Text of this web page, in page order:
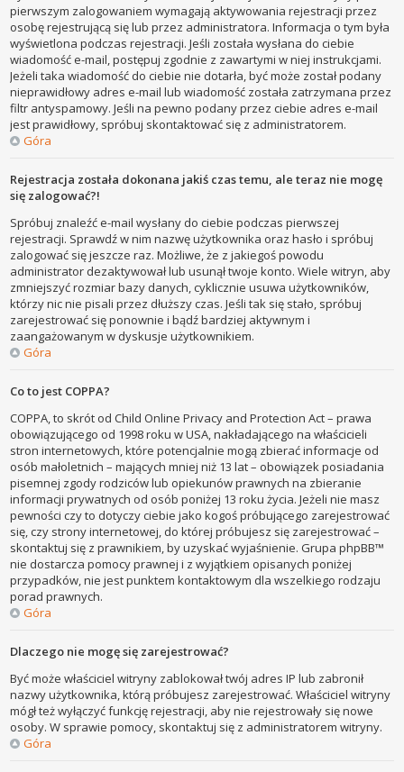
pierwszym zalogowaniem wymagają aktywowania rejestracji przez
osobę rejestrującą się lub przez administratora. Informacja o tym była
wyświetlona podczas rejestracji. Jeśli została wysłana do ciebie
wiadomość e-mail, postępuj zgodnie z zawartymi w niej instrukcjami.
Jeżeli taka wiadomość do ciebie nie dotarła, być może został podany
nieprawidłowy adres e-mail lub wiadomość została zatrzymana przez
filtr antyspamowy. Jeśli na pewno podany przez ciebie adres e-mail
jest prawidłowy, spróbuj skontaktować się z administratorem.
Góra
Rejestracja została dokonana jakiś czas temu, ale teraz nie mogę
się zalogować?!
Spróbuj znaleźć e-mail wysłany do ciebie podczas pierwszej
rejestracji. Sprawdź w nim nazwę użytkownika oraz hasło i spróbuj
zalogować się jeszcze raz. Możliwe, że z jakiegoś powodu
administrator dezaktywował lub usunął twoje konto. Wiele witryn, aby
zmniejszyć rozmiar bazy danych, cyklicznie usuwa użytkowników,
którzy nic nie pisali przez dłuższy czas. Jeśli tak się stało, spróbuj
zarejestrować się ponownie i bądź bardziej aktywnym i
zaangażowanym w dyskusje użytkownikiem.
Góra
Co to jest COPPA?
COPPA, to skrót od Child Online Privacy and Protection Act – prawa
obowiązującego od 1998 roku w USA, nakładającego na właścicieli
stron internetowych, które potencjalnie mogą zbierać informacje od
osób małoletnich – mających mniej niż 13 lat – obowiązek posiadania
pisemnej zgody rodziców lub opiekunów prawnych na zbieranie
informacji prywatnych od osób poniżej 13 roku życia. Jeżeli nie masz
pewności czy to dotyczy ciebie jako kogoś próbującego zarejestrować
się, czy strony internetowej, do której próbujesz się zarejestrować –
skontaktuj się z prawnikiem, by uzyskać wyjaśnienie. Grupa phpBB™
nie dostarcza pomocy prawnej i z wyjątkiem opisanych poniżej
przypadków, nie jest punktem kontaktowym dla wszelkiego rodzaju
porad prawnych.
Góra
Dlaczego nie mogę się zarejestrować?
Być może właściciel witryny zablokował twój adres IP lub zabronił
nazwy użytkownika, którą próbujesz zarejestrować. Właściciel witryny
mógł też wyłączyć funkcję rejestracji, aby nie rejestrowały się nowe
osoby. W sprawie pomocy, skontaktuj się z administratorem witryny.
Góra